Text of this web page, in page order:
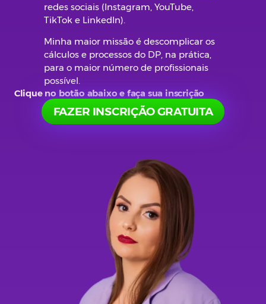
redes sociais (Instagram, YouTube,
TikTok e LinkedIn).
Minha maior missão é descomplicar os
cálculos e processos do DP, na prática,
para o maior número de profissionais
possível.
Clique no botão abaixo e faça sua inscrição
FAZER INSCRIÇÃO GRATUITA